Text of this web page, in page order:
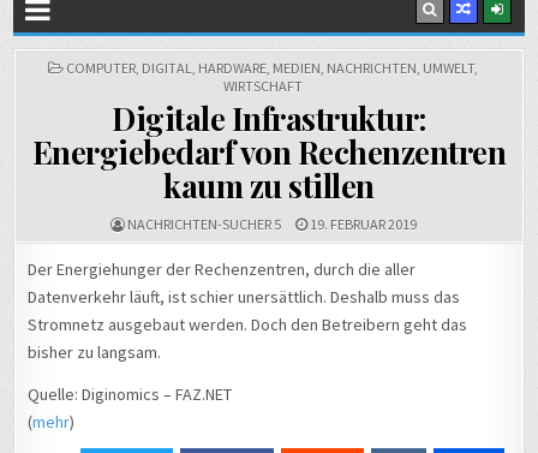
POSTED
COMPUTER, DIGITAL, HARDWARE, MEDIEN, NACHRICHTEN, UMWELT,
WIRTSCHAFT
Digitale Infrastruktur:
Energiebedarf von Rechenzentren
kaum zu stillen
NACHRICHTEN-SUCHER 5 19. FEBRUAR 2019
Der Energiehunger der Rechenzentren, durch die aller
Datenverkehr läuft, ist schier unersättlich. Deshalb muss das
Stromnetz ausgebaut werden. Doch den Betreibern geht das
bisher zu langsam.
Quelle: Diginomics – FAZ.NET
(mehr)